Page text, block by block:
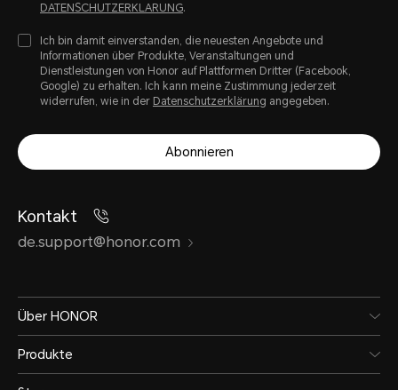
DATENSCHUTZERKLARUNG.
Ich bin damit einverstanden, die neuesten Angebote und
Informationen über Produkte, Veranstaltungen und
Dienstleistungen von Honor auf Plattformen Dritter (Facebook,
Google) zu erhalten. Ich kann meine Zustimmung jederzeit
widerrufen, wie in der Datenschutzerklärung angegeben.
Abonnieren
Kontakt
de.support@honor.com
Über HONOR
Produkte